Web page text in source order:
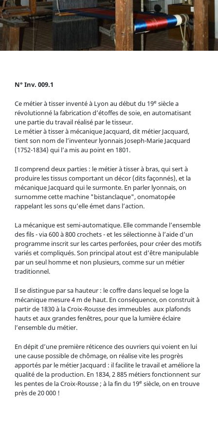
N° Inv. 009.1
Ce métier à tisser inventé à Lyon au début du 19e siècle a
révolutionné la fabrication d’étoffes de soie, en automatisant
une partie du travail réalisé par le tisseur.
Le métier à tisser à mécanique Jacquard, dit métier Jacquard,
tient son nom de l’inventeur lyonnais Joseph-Marie Jacquard
(1752-1834) qui l’a mis au point en 1801.
Il comprend deux parties : le métier à tisser à bras, qui sert à
produire les tissus comportant un décor (dits façonnés), et la
mécanique Jacquard qui le surmonte. En parler lyonnais, on
surnomme cette machine "bistanclaque", onomatopée
rappelant les sons qu’elle émet dans l’action.
La mécanique est semi-automatique. Elle commande l’ensemble
des fils - via 600 à 800 crochets - et les sélectionne à l’aide d’un
programme inscrit sur les cartes perforées, pour créer des motifs
variés et compliqués. Son principal atout est d’être manipulable
par un seul homme et non plusieurs, comme sur un métier
traditionnel.
Il se distingue par sa hauteur : le coffre dans lequel se loge la
mécanique mesure 4 m de haut. En conséquence, on construit à
partir de 1830 à la Croix-Rousse des immeubles aux plafonds
hauts et aux grandes fenêtres, pour que la lumière éclaire
l’ensemble du métier.
En dépit d’une première réticence des ouvriers qui voient en lui
une cause possible de chômage, on réalise vite les progrès
apportés par le métier Jacquard : il facilite le travail et améliore la
qualité de la production. En 1834, 2 885 métiers fonctionnent sur
les pentes de la Croix-Rousse ; à la fin du 19e siècle, on en trouve
près de 20 000 !